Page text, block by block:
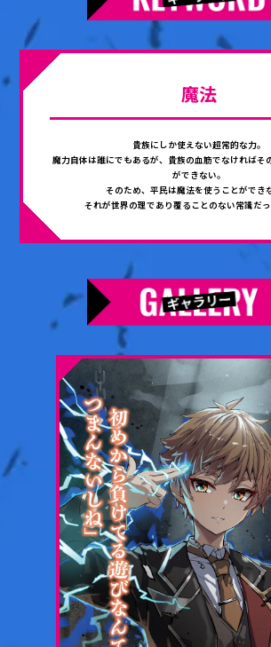
魔法
貴族にしか使えない超常的な力。
魔力自体は誰にでもあるが、貴族の血筋でなければそ
ができない。
そのため、平民は魔法を使うことができ
それが世界の理であり覆ることのない常識だ